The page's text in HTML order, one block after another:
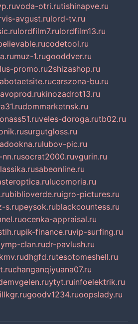
voda-otri.rutishinapve.ru
avgust.rulord-tv.ru
lordfilm7.rulordfilm13.ru
codetool.ru
muz-1.rugooddver.ru
promo.ru2shizashop.ru
carszona-bu.ru
kinozadrot13.ru
dommarketnsk.ru
veles-doroga.rutb02.ru
surgutgloss.ru
lubov-pic.ru
socrat2000.ruvgurin.ru
sabeonline.ru
lucomoria.ru
biblioverde.ruigro-pictures.ru
s.rupeysok.rublackcountess.ru
ocenka-appraisal.ru
pik-finance.ruvip-surfing.ru
clan.rudr-pavlush.ru
dhgfd.rutesotomeshell.ru
changanqiyuana07.ru
ytyt.ruinfoelektrik.ru
goodv1234.ruoopslady.ru